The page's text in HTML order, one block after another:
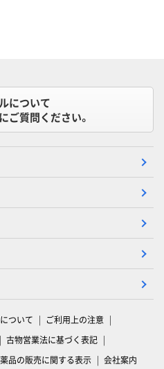
について
ご質問ください。
ついて
ご利用上の注意
古物営業法に基づく表記
品の販売に関する表示 会社案内